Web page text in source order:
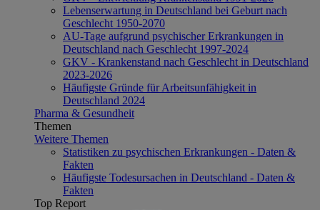
Lebenserwartung in Deutschland bei Geburt nach
Geschlecht 1950-2070
AU-Tage aufgrund psychischer Erkrankungen in
Deutschland nach Geschlecht 1997-2024
GKV - Krankenstand nach Geschlecht in Deutschland
2023-2026
Häufigste Gründe für Arbeitsunfähigkeit in
Deutschland 2024
Pharma & Gesundheit
Themen
Weitere Themen
Statistiken zu psychischen Erkrankungen - Daten &
Fakten
Häufigste Todesursachen in Deutschland - Daten &
Fakten
Top Report